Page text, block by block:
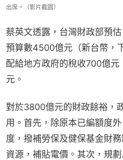
出席。（影片截圖）
蔡英文透露，台灣財政部預
預算數4500億元（新台幣，
配給地方政府的稅收700億
元。
對於3800億元的財政餘裕，
用。首先，除原本已編額度
度，撥補勞保及健保基金財
資源，補貼電價。其次，規